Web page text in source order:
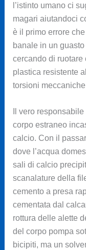
l’istinto umano ci
magari aiutandoci
è il primo errore
banale in un
cercando di
plastica resistente
torsioni
Il vero
corpo estraneo
calcio. Con il
dove l’acqua
sali di calcio
scanalature della
cemento a presa
cementata dal
rottura delle alette
del corpo pompa
bicipiti, ma un